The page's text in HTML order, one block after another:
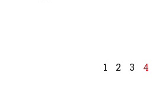
1 2 3 4